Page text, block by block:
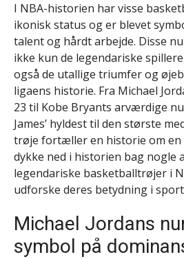
I NBA-historien har visse
ikonisk status og er blevet
talent og hårdt arbejde. Disse
ikke kun de legendariske
også de utallige triumfer og
ligaens historie. Fra Michael
23 til Kobe Bryants arværdige
James’ hyldest til den største
trøje fortæller en historie om en
dykke ned i historien bag nogle
legendariske basketballtrøjer i
udforske deres betydning i
Michael Jordans
symbol på